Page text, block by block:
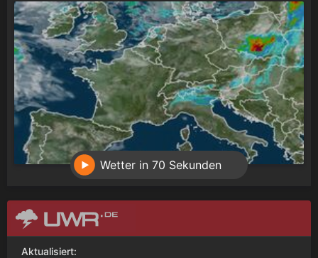
Wetter in 70 Sekunden
Aktualisiert: